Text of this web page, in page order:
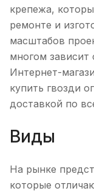
крепежа,
ремонте и
масштабов
многом зависит
Интернет-
купить гвозди
доставкой по
Виды
На рынке
которые